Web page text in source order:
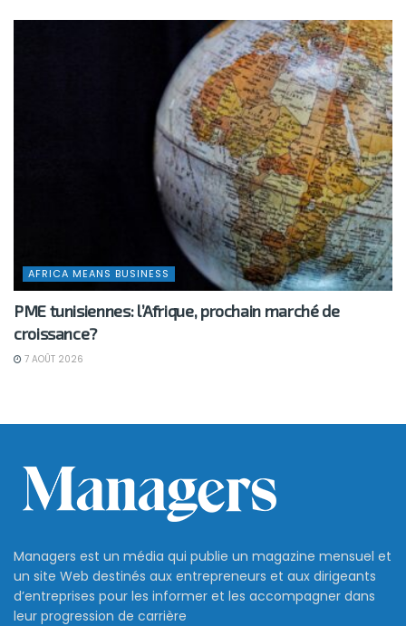
AFRICA MEANS BUSINESS
PME tunisiennes: l’Afrique, prochain marché de
croissance?
7 AOÛT 2026
Managers est un média qui publie un magazine mensuel et
un site Web destinés aux entrepreneurs et aux dirigeants
d’entreprises pour les informer et les accompagner dans
leur progression de carrière